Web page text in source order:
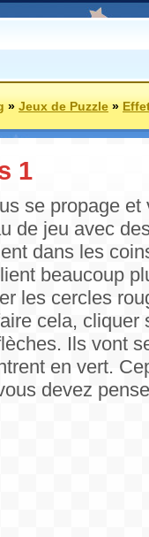
»Jeux de Puzzle»
1
se propage et
de jeu avec
dans les
beaucoup
les cercles
cela, cliquer
Ils vont
en vert.
devez